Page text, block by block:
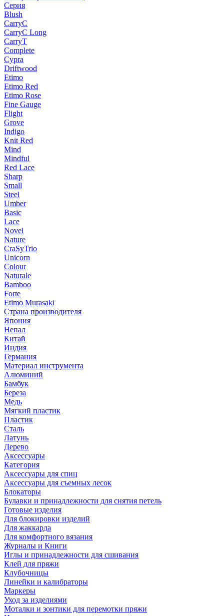
Серия
Blush
CarryC
CarryC Long
CarryT
Complete
Cypra
Driftwood
Etimo
Etimo Red
Etimo Rose
Fine Gauge
Flight
Grove
Indigo
Knit Red
Mind
Mindful
Red Lace
Sharp
Small
Steel
Umber
Basic
Lace
Novel
Nature
CraSyTrio
Unicorn
Colour
Naturale
Bamboo
Forte
Etimo Murasaki
Страна производителя
Япония
Непал
Китай
Индия
Германия
Материал инструмента
Алюминий
Бамбук
Береза
Медь
Мягкий пластик
Пластик
Сталь
Латунь
Дерево
Аксессуары
Категория
Аксессуары для спиц
Аксессуары для съемных лесок
Блокаторы
Булавки и принадлежности для снятия петель
Готовые изделия
Для блокировки изделий
Для жаккарда
Для комфортного вязания
Журналы и Книги
Иглы и принадлежности для сшивания
Клей для пряжи
Клубочницы
Линейки и калибраторы
Маркеры
Уход за изделиями
Моталки и зонтики для перемотки пряжи